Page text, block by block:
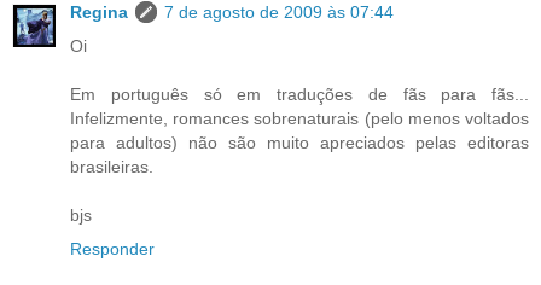
Regina
7 de agosto de 2009 às 07:44
Oi
Em português só em traduções de fãs para fãs...
Infelizmente, romances sobrenaturais (pelo menos voltados
para adultos) não são muito apreciados pelas editoras
brasileiras.
bjs
Responder